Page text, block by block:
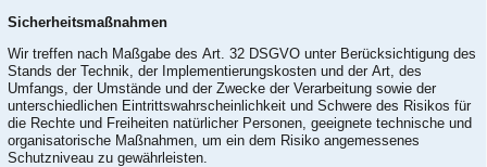
Sicherheitsmaßnahmen
Wir treffen nach Maßgabe des Art. 32 DSGVO unter Berücksichtigung des
Stands der Technik, der Implementierungskosten und der Art, des
Umfangs, der Umstände und der Zwecke der Verarbeitung sowie der
unterschiedlichen Eintrittswahrscheinlichkeit und Schwere des Risikos für
die Rechte und Freiheiten natürlicher Personen, geeignete technische und
organisatorische Maßnahmen, um ein dem Risiko angemessenes
Schutzniveau zu gewährleisten.